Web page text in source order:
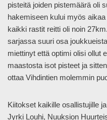
pisteitä joiden pistemäärä oli
hakemiseen kului myös
kaikki rastit reitti oli noin
sarjassa suuri osa
miettinyt että optimi olisi ollut
maastosta isot pisteet ja
ottaa Vihdintien molemmin
Kiitokset kaikille osallistujille
Jyrki Louhi, Nuuksion